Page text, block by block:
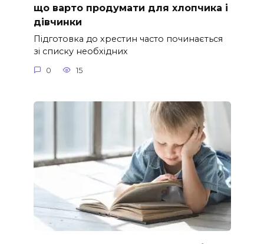
що варто продумати для хлопчика і
дівчинки
Підготовка до хрестин часто починається
зі списку необхідних
0 15